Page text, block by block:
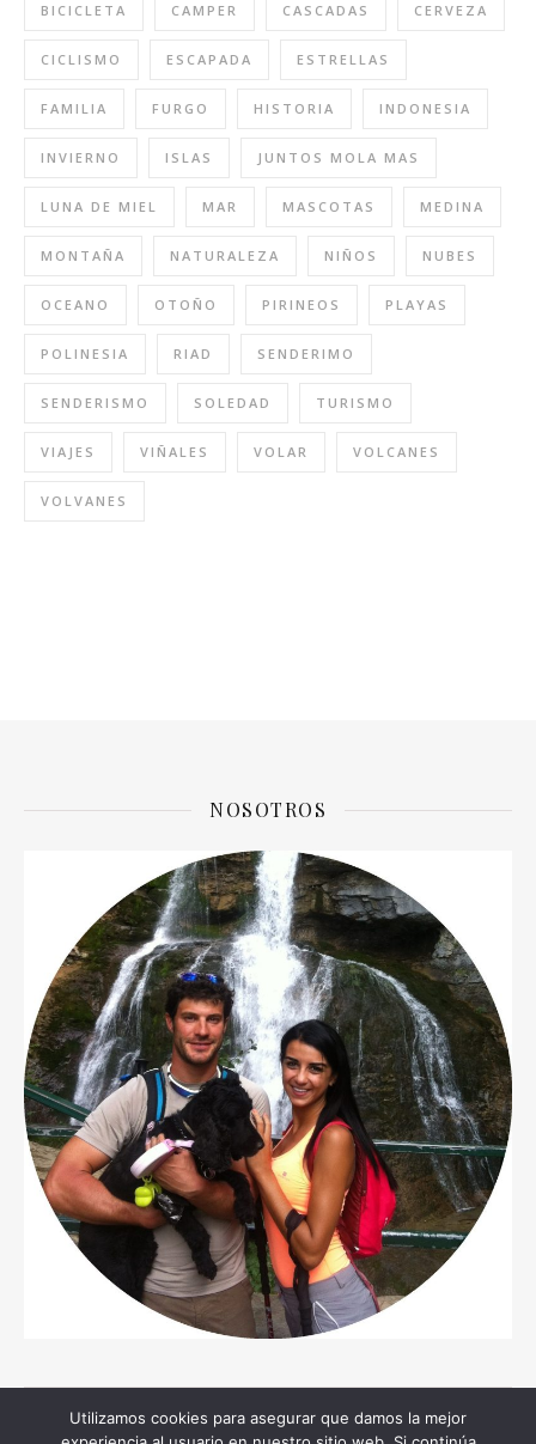
BICICLETA CAMPER CASCADAS CERVEZA
CICLISMO ESCAPADA ESTRELLAS
FAMILIA FURGO HISTORIA INDONESIA
INVIERNO ISLAS JUNTOS MOLA MAS
LUNA DE MIEL MAR MASCOTAS MEDINA
MONTAÑA NATURALEZA NIÑOS NUBES
OCEANO OTOÑO PIRINEOS PLAYAS
POLINESIA RIAD SENDERIMO
SENDERISMO SOLEDAD TURISMO
VIAJES VIÑALES VOLAR VOLCANES
VOLVANES
NOSOTROS
Copyright © 2026 moreocio.com, todos los derechos reservados
Utilizamos cookies para asegurar que damos la mejor